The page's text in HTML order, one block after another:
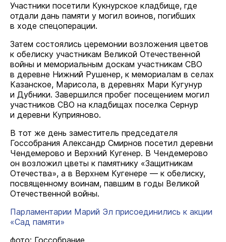
Участники посетили Кукнурское кладбище, где
отдали дань памяти у могил воинов, погибших
в ходе спецоперации.
Затем состоялись церемонии возложения цветов
к обелиску участникам Великой Отечественной
войны и мемориальным доскам участникам СВО
в деревне Нижний Рушенер, к мемориалам в селах
Казанское, Марисола, в деревнях Мари Кугунур
и Дубники. Завершился пробег посещением могил
участников СВО на кладбищах поселка Сернур
и деревни Куприяново.
В тот же день заместитель председателя
Госсобрания Александр Смирнов посетил деревни
Чендемерово и Верхний Кугенер. В Чендемерово
он возложил цветы к памятнику «Защитникам
Отечества», а в Верхнем Кугенере — к обелиску,
посвященному воинам, павшим в годы Великой
Отечественной войны.
Парламентарии Марий Эл присоединились к акции
«Сад памяти»
фото: Госсобрание